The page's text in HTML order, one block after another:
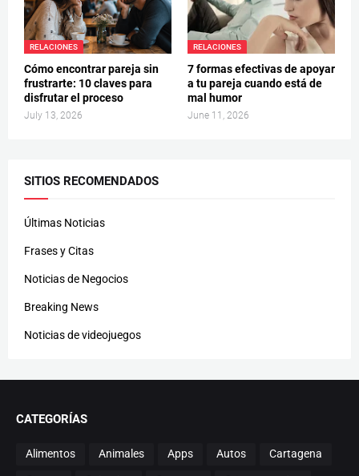
RELACIONES
Cómo encontrar pareja sin
frustrarte: 10 claves para
disfrutar el proceso
July 13, 2026
RELACIONES
7 formas efectivas de apoyar
a tu pareja cuando está de
mal humor
June 11, 2026
SITIOS RECOMENDADOS
Últimas Noticias
Frases y Citas
Noticias de Negocios
Breaking News
Noticias de videojuegos
CATEGORÍAS
Alimentos Animales Apps Autos Cartagena